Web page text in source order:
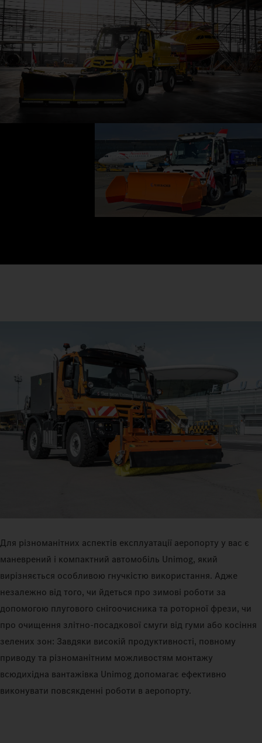
Для різноманітних аспектів експлуатації аеропорту у вас є
маневрений і компактний автомобіль Unimog, який
вирізняється особливою гнучкістю використання. Адже
незалежно від того, чи йдеться про зимові роботи за
допомогою плугового снігоочисника та роторної фрези, чи
про очищення злітно-посадкової смуги від гуми або косіння
зелених зон: Завдяки високій продуктивності, повному
приводу та різноманітним можливостям монтажу
всюдихідна вантажівка Unimog допомагає ефективно
виконувати повсякденні роботи в аеропорту.